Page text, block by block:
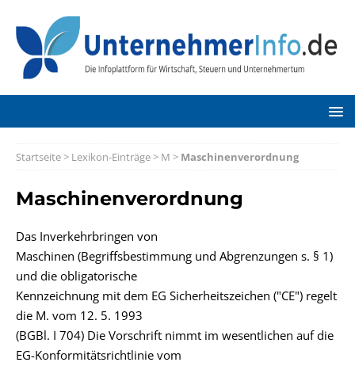
Startseite> Lexikon-Einträge> M > Maschinenverordnung
Maschinenverordnung
Das Inverkehrbringen von
Maschinen (Begriffsbestimmung und Abgrenzungen s. § 1)
und die obligatorische
Kennzeichnung mit dem EG Sicherheitszeichen ("CE") regelt
die M. vom 12. 5. 1993
(BGBl. I 704) Die Vorschrift nimmt im wesentlichen auf die
EG-Konformitätsrichtlinie vom